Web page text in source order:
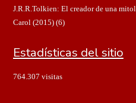
J.R.R.Tolkien: El creador de una
Carol (2015)(6)
Estadísticas del sitio
764.307 visitas